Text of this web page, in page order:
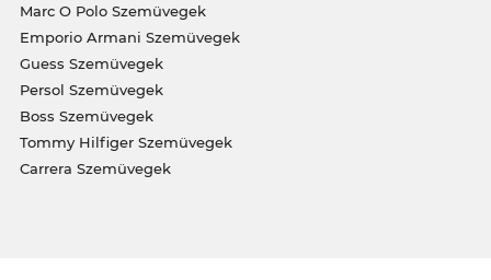
Marc O Polo Szemüvegek
Emporio Armani Szemüvegek
Guess Szemüvegek
Persol Szemüvegek
Boss Szemüvegek
Tommy Hilfiger Szemüvegek
Carrera Szemüvegek